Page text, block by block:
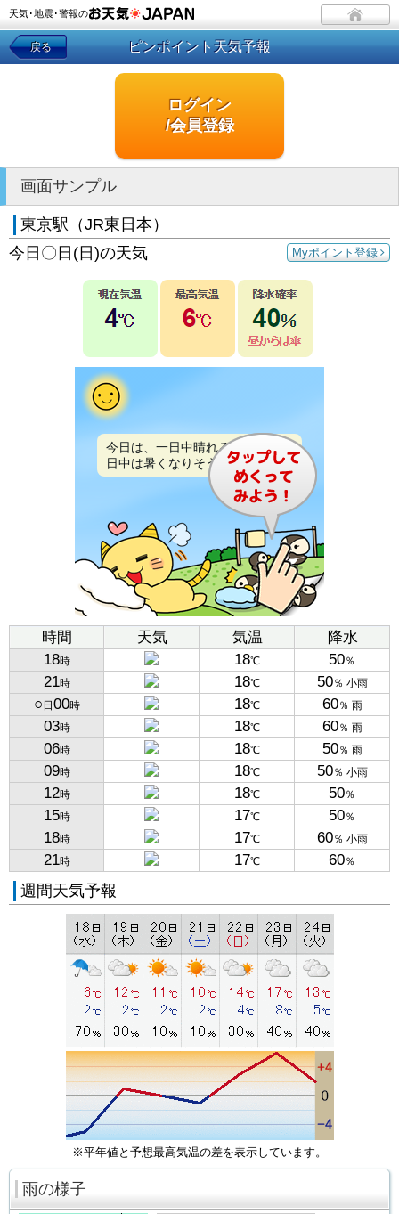
天気･地震･警報の
戻る ピンポイント天気予報
ログイン
/会員登録
画面サンプル
東京駅（JR東日本）
Myポイント登録
今日〇日(日)の天気
今日は、一日中晴れるでしょう。
日中は暑くなりそうです。
時間 天気 気温
降水
18時 18℃ 50％
21時 18℃ 50％ 小雨
○ 日 00時 18℃ 60％ 雨
03時 18℃ 60％ 雨
06時 18℃ 50％ 雨
09時 18℃ 50％ 小雨
12時 18℃ 50％
15時 17℃ 50％
18時 17℃ 60％ 小雨
21時 17℃ 60％
週間天気予報
※平年値と予想最高気温の差を表示しています。
雨の様子